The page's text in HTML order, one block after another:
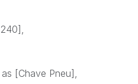
[Chave Pneu],